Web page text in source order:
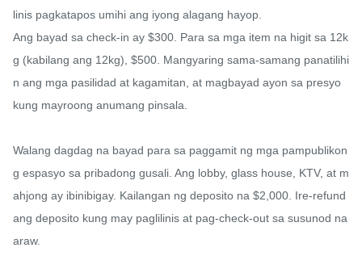
linis pagkatapos umihi ang iyong alagang hayop.
Ang bayad sa check-in ay $300. Para sa mga item na higit sa 12k
g (kabilang ang 12kg), $500. Mangyaring sama-samang panatilihi
n ang mga pasilidad at kagamitan, at magbayad ayon sa presyo
kung mayroong anumang pinsala.
Walang dagdag na bayad para sa paggamit ng mga pampublikon
g espasyo sa pribadong gusali. Ang lobby, glass house, KTV, at m
ahjong ay ibinibigay. Kailangan ng deposito na $2,000. Ire-refund
ang deposito kung may paglilinis at pag-check-out sa susunod na
araw.